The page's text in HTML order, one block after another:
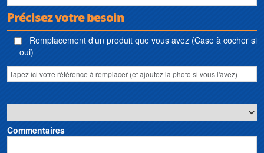
Précisez votre besoin
Remplacement d'un produit que vous avez (Case à cocher si
oui)
Commentaires